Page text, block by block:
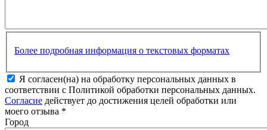
Более подробная информация о текстовых форматах
Я согласен(на) на обработку персональных данных в
соответствии с Политикой обработки персональных данных.
Согласие действует до достижения целей обработки или
моего отзыва *
Город